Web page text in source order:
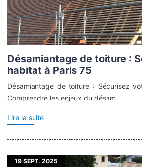
Désamiantage de toiture :
habitat à Paris 75
Désamiantage de toiture : Sécurisez
Comprendre les enjeux du désam...
Lire la suite
19 SEPT. 2025